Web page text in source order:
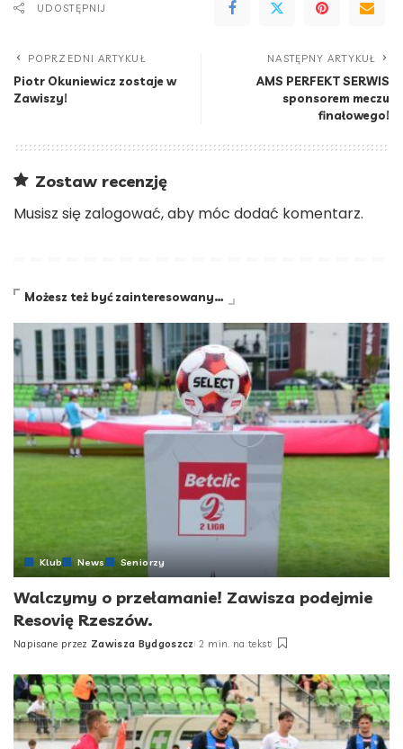
UDOSTĘPNIJ
POPRZEDNI ARTYKUŁ
Piotr Okuniewicz zostaje w
Zawiszy!
NASTĘPNY ARTYKUŁ
AMS PERFEKT SERWIS
sponsorem meczu
finałowego!
Zostaw recenzję
Musisz się zalogować, aby móc dodać komentarz.
Możesz też być zainteresowany…
Klub News Seniorzy
Walczymy o przełamanie! Zawisza podejmie
Resovię Rzeszów.
Posted
Napisane przez Zawisza Bydgoszcz 2 min. na tekst